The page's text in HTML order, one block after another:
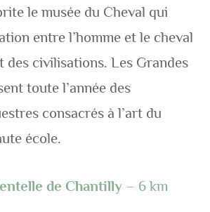
le musée du Cheval qui
entre l’homme et le cheval
des civilisations. Les Grandes
toute l’année des
consacrés à l’art du
école.
de Chantilly – 6 km